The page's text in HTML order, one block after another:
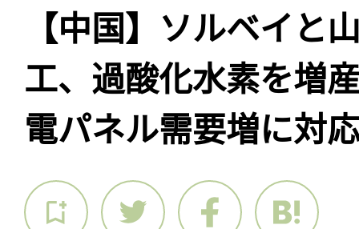
【中国】ソルベイと
工、過酸化水素を増
電パネル需要増に対